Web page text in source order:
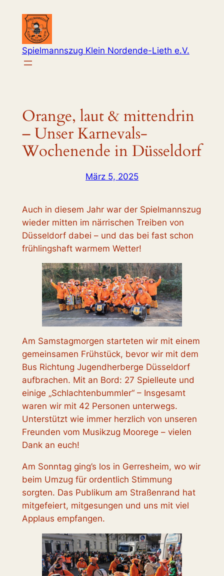
Inhalt
springen
Spielmannszug Klein Nordende-Lieth e.V.
Orange, laut & mittendrin
– Unser Karnevals-
Wochenende in Düsseldorf
März 5, 2025
Auch in diesem Jahr war der Spielmannszug
wieder mitten im närrischen Treiben von
Düsseldorf dabei – und das bei fast schon
frühlingshaft warmem Wetter!
Am Samstagmorgen starteten wir mit einem
gemeinsamen Frühstück, bevor wir mit dem
Bus Richtung Jugendherberge Düsseldorf
aufbrachen. Mit an Bord: 27 Spielleute und
einige „Schlachtenbummler“ – Insgesamt
waren wir mit 42 Personen unterwegs.
Unterstützt wie immer herzlich von unseren
Freunden vom Musikzug Moorege – vielen
Dank an euch!
Am Sonntag ging’s los in Gerresheim, wo wir
beim Umzug für ordentlich Stimmung
sorgten. Das Publikum am Straßenrand hat
mitgefeiert, mitgesungen und uns mit viel
Applaus empfangen.